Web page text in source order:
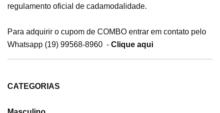
regulamento oficial de cadamodalidade.
Para adquirir o cupom de COMBO entrar em contato pelo
Whatsapp (19) 99568-8960 - Clique aqui
CATEGORIAS